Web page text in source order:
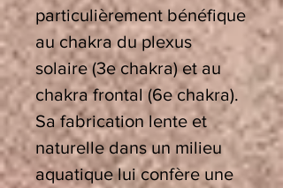
particulièrement bénéfique
au chakra du plexus
solaire (3e chakra) et au
chakra frontal (6e chakra).
Sa fabrication lente et
naturelle dans un milieu
aquatique lui confère une